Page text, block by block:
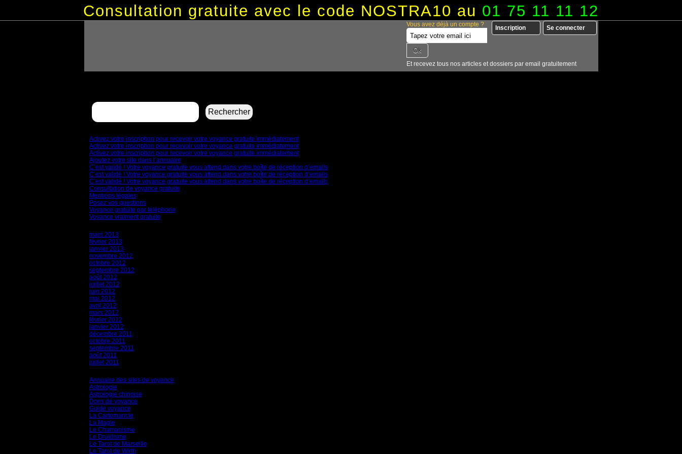
Consultation gratuite avec le code NOSTRA10 au 01 75 11 11 12
Vous avez déjà un compte ? Se connecter
Inscription
Et recevez tous nos articles et dossiers par email gratuitement
Rechercher :
Activez votre inscription pour recevoir votre voyance gratuite immédiatement
Activez votre inscription pour recevoir votre voyance gratuite immédiatement
Activez votre inscription pour recevoir votre voyance gratuite immédiatement
Ajoutez votre site dans l’annuaire
C’est validé ! Votre voyance gratuite vous attend dans votre boîte de réception d’emails
C’est validé ! Votre voyance gratuite vous attend dans votre boîte de réception d’emails
C’est validé ! Votre voyance gratuite vous attend dans votre boîte de réception d’emails
Consultation de voyance gratuite
Mentions légales
Posez vos questions
Voyance gratuite par téléphone
Voyance vraiment gratuite
mars 2013
février 2013
janvier 2013
novembre 2012
octobre 2012
septembre 2012
août 2012
juillet 2012
juin 2012
mai 2012
avril 2012
mars 2012
février 2012
janvier 2012
décembre 2011
octobre 2011
septembre 2011
août 2011
juillet 2011
Annuaire des sites de voyance
Astrologie
Astrologie chinoise
Dons de voyance
Guide voyance
La Cartomancie
La Magie
Le Chamanisme
Le Druidisme
Le Tarot de Marseille
Le Tarot de Wirth